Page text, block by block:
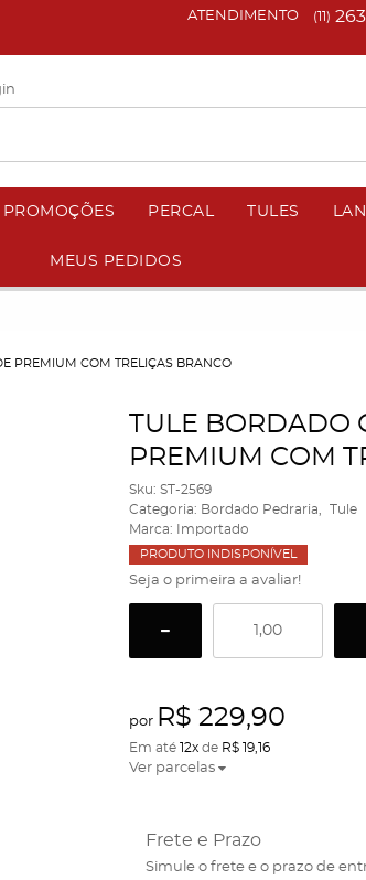
ATENDIMENTO (11)
PROMOÇÕES PERCAL TULES
MEUS PEDIDOS
PREMIUM COM TRELIÇAS BRANCO
TULE BORDADO
PREMIUM COM
Sku: ST-2569
Categoria: Bordado Pedraria
Tule
Marca:
Importado
PRODUTO INDISPONÍVEL
Seja o primeira a avaliar!
por R$ 229,90
Em até 12xde R$ 19,16
Ver parcelas
Frete e Prazo
Simule o frete e o prazo de